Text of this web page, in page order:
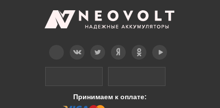
Принимаем к оплате: